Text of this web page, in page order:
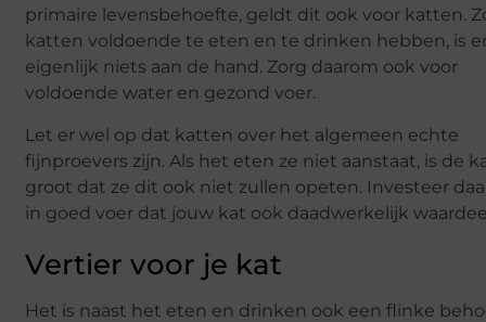
primaire levensbehoefte, geldt dit ook voor katten.
katten voldoende te eten en te drinken hebben, is
eigenlijk niets aan de hand. Zorg daarom ook voor
voldoende water en gezond voer.
Let er wel op dat katten over het algemeen echte
fijnproevers zijn. Als het eten ze niet aanstaat, is de
groot dat ze dit ook niet zullen opeten. Investeer
in goed voer dat jouw kat ook daadwerkelijk
Vertier voor je kat
Het is naast het eten en drinken ook een flinke